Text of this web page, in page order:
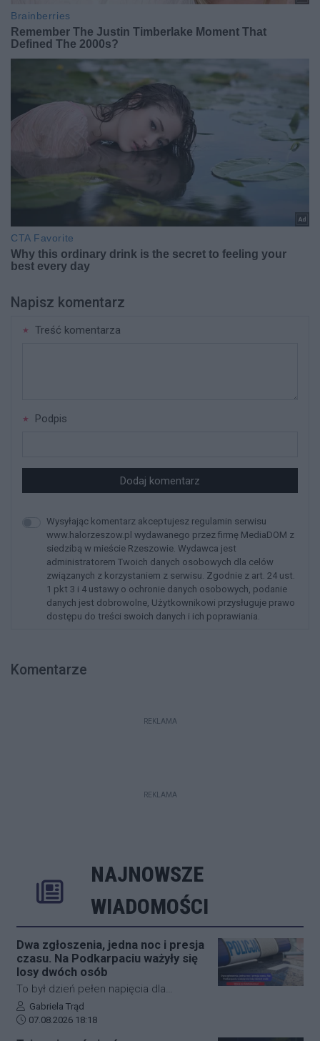
Napisz komentarz
Treść komentarza
Podpis
Dodaj komentarz
Wysyłając komentarz akceptujesz regulamin serwisu
www.halorzeszow.pl wydawanego przez firmę MediaDOM z
siedzibą w mieście Rzeszowie. Wydawca jest
administratorem Twoich danych osobowych dla celów
związanych z korzystaniem z serwisu. Zgodnie z art. 24 ust.
1 pkt 3 i 4 ustawy o ochronie danych osobowych, podanie
danych jest dobrowolne, Użytkownikowi przysługuje prawo
dostępu do treści swoich danych i ich poprawiania.
Komentarze
REKLAMA
REKLAMA
NAJNOWSZE
WIADOMOŚCI
Dwa zgłoszenia, jedna noc i presja
czasu. Na Podkarpaciu ważyły się
losy dwóch osób
To był dzień pełen napięcia dla
funkcjonariuszy z powiatu niżańskiego.
W ciągu zaledwie kilkunastu godzin
służby ratunkowe musiały
Autor artykułu:
Gabriela Trąd
Data dodania artykułu:
07.08.2026 18:18